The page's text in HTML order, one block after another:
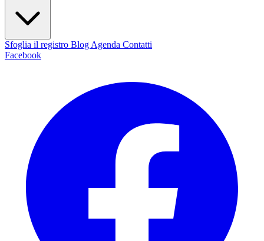
Sfoglia il registro Blog Agenda Contatti
Facebook